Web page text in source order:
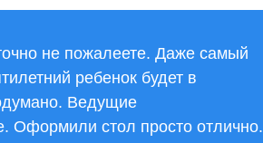
не пожалеете. Даже самый
ребенок будет в
Ведущие
Оформили стол просто отлично.